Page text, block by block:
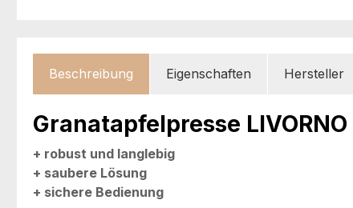
Beschreibung Eigenschaften Hersteller
Granatapfelpresse
+ robust und langlebig
+ saubere Lösung
+ sichere Bedienung